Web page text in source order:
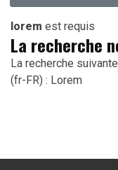
lorem est requis
La recherche
La recherche
(fr-FR) : Lorem